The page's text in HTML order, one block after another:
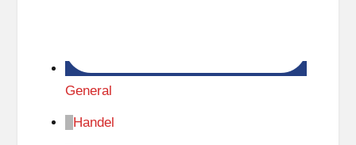
General
Handel